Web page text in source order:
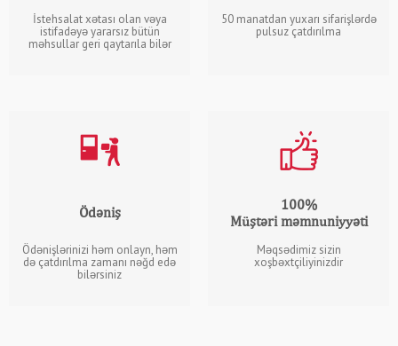
İstehsalat xətası olan vəya
istifadəyə yararsız bütün
məhsullar geri qaytarıla bilər
50 manatdan yuxarı sifarişlərdə
pulsuz çatdırılma
Ödəniş
Ödənişlərinizi həm onlayn, həm
də çatdırılma zamanı nəğd edə
bilərsiniz
100%
Müştəri məmnuniyyəti
Məqsədimiz sizin
xoşbəxtçiliyinizdir